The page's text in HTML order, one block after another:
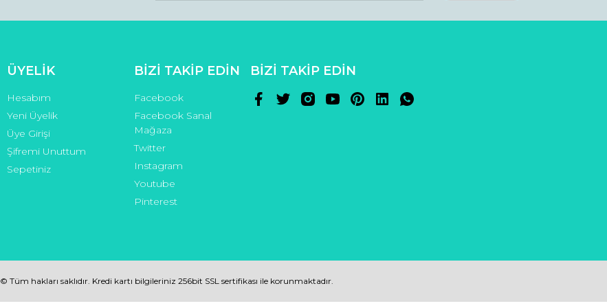
ÜYELİK
Hesabım
Yeni Üyelik
Üye Girişi
Şifremi Unuttum
Sepetiniz
BİZİ TAKİP EDİN
Facebook
Facebook Sanal
Mağaza
Twitter
Instagram
Youtube
Pinterest
BİZİ TAKİP EDİN
© Tüm hakları saklıdır. Kredi kartı bilgileriniz 256bit SSL sertifikası ile korunmaktadır.